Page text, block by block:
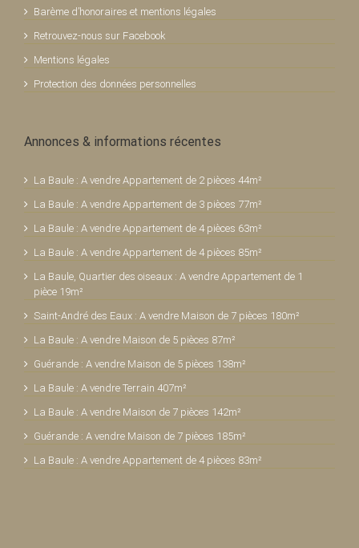
Barème d’honoraires et mentions légales
Retrouvez-nous sur Facebook
Mentions légales
Protection des données personnelles
Annonces & informations récentes
La Baule : A vendre Appartement de 2 pièces 44m²
La Baule : A vendre Appartement de 3 pièces 77m²
La Baule : A vendre Appartement de 4 pièces 63m²
La Baule : A vendre Appartement de 4 pièces 85m²
La Baule, Quartier des oiseaux : A vendre Appartement de 1
pièce 19m²
Saint-André des Eaux : A vendre Maison de 7 pièces 180m²
La Baule : A vendre Maison de 5 pièces 87m²
Guérande : A vendre Maison de 5 pièces 138m²
La Baule : A vendre Terrain 407m²
La Baule : A vendre Maison de 7 pièces 142m²
Guérande : A vendre Maison de 7 pièces 185m²
La Baule : A vendre Appartement de 4 pièces 83m²